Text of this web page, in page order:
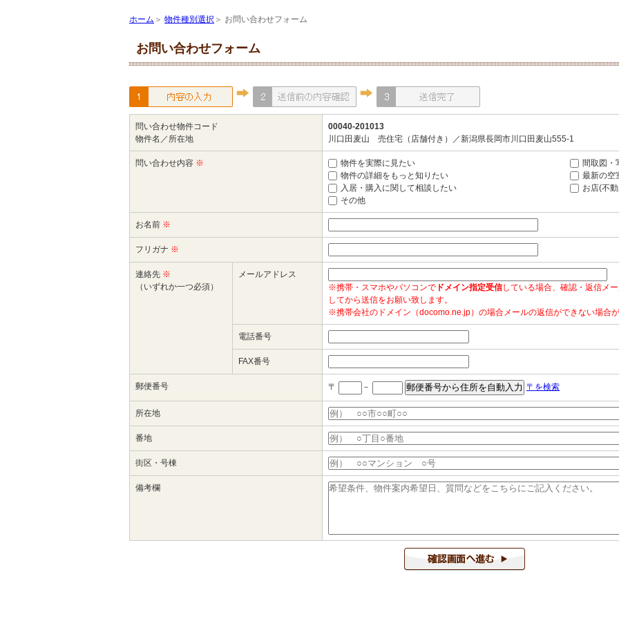
ホーム ＞ 物件種別選択 ＞ お問い合わせフォーム
お問い合わせフォーム
問い合わせ物件コード
物件名／所在地
00040-201013
川口田麦山 売住宅（店舗付き）／新潟県長岡市川口田麦山555-1
問い合わせ内容 ※ 物件を実際に見たい
間取図・
物件の詳細をもっと知りたい
最新の空
入居・購入に関して相談したい
お店(不
その他
お名前 ※
フリガナ ※
連絡先 ※
（いずれか一つ必須）
メールアドレス
※携帯・スマホやパソコンで ドメイン指定受信している場合、確認・返信メ
してから送信をお願い致します。
※携帯会社のドメイン（docomo.ne.jp）の場合メールの返信ができない場合が
電話番号
FAX番号
郵便番号 〒 － 〒を検索
所在地
番地
街区・号棟
備考欄